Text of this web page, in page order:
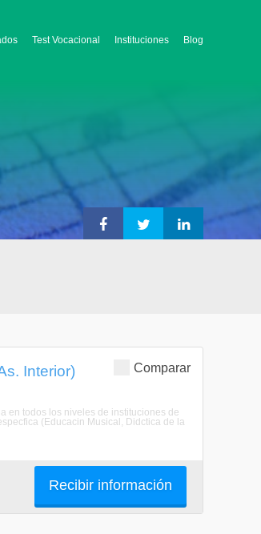
Test Vocacional Instituciones Blog
Comparar
Interior)
en todos los niveles de instituciones de
(Educacin Musical, Didctica de la
Recibir información